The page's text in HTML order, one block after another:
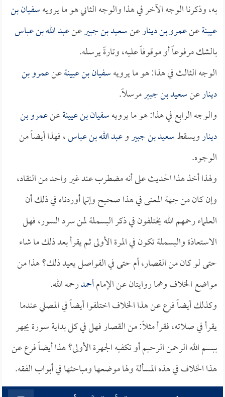
به، وذكرنا الوجه الآخر في هذا والوجه الثاني هو ما يرويهسفيان بن
عيينةعنعمرو بن دينارعنسعيد بن جبيرعنعبد الله بن عباس
بالشك مرفوعاً أو موقوفاً عليه، وتارةً يرسله.
الوجه الثالث في هذا: هو ما يرويهسفيان بن عيينةعنعمرو بن
دينارعنسعيد بن جبيرمرسلاً.
والوجه الرابع في هذا: هو ما يرويهسفيان بن عيينةعنعمرو بن
دينارويسقطسعيد بن جبيروعبد الله بن عباس، فهذا أيضاً من
الوجوه.
ولهذا أخذ هذا الحديث على أنه مضطرب عند غير واحد من النقاد،
وإن كان من جهة المعنى في هذا صحيح وإنما أوردناه في ذلك أن
العلماء رحمهم الله يختلفون في ذكر البسملة لمن سرد السور، فهل
الاستعاذة والبسملة تكون في المرة الأولى ثم يقرأ بعد ذلك ما شاء
حتى لو كان من القصار، أم حتى في الفواصل يعيد ذلك؟ هذا من
مواضع الخلاف وهما روايتان عن الإمامأحمدرحمه الله.
وكذلك أيضاً فرع عن هذا الخلاف اختلفوا أيضاً في المصلي عندما
يقرأ في صلاته، فقرأ مثلاً: من القصار فهل في كل بداية سورة يجهر
ببسم الله الرحمن الرحيم أو تكفيه الجهرة الأولى؟ هذا أيضاً فرع عن
هذا الخلاف في هذه المسألة ولها موضعها ومباحثها في أبواب الفقه.